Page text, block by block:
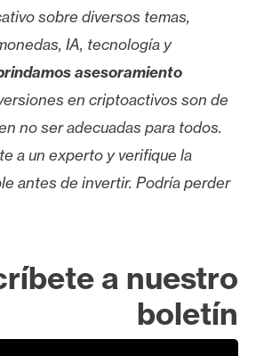
sobre diversos temas,
IA, tecnología y
asesoramiento
en criptoactivos son de
no ser adecuadas para todos.
a un experto y verifique la
antes de invertir. Podría perder
a nuestro
boletín